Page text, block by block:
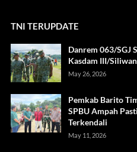
TNI TERUPDATE
Danrem 063/SGJ
Kasdam III/
May 26, 2026
Pemkab Barito
SPBU Ampah
Terkendali
May 11, 2026